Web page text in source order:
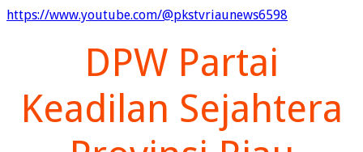
https://www.youtube.com/@pkstvriaunews6598
DPW Partai
Keadilan Sejahtera